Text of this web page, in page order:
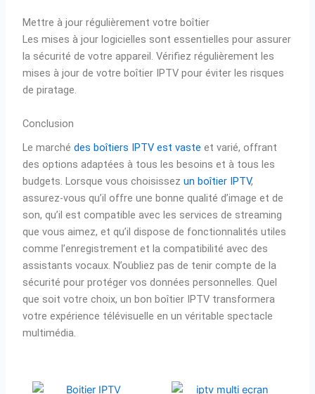
Mettre à jour régulièrement votre boîtier
Les mises à jour logicielles sont essentielles pour assurer
la sécurité de votre appareil. Vérifiez régulièrement les
mises à jour de votre boîtier IPTV pour éviter les risques
de piratage.
Conclusion
Le marchédes boîtiers IPTV est vaste et varié, offrant
des options adaptées à tous les besoins et à tous les
budgets. Lorsque vous choisissezun boîtier IPTV,
assurez-vous qu’il offre une bonne qualité d’image et de
son, qu’il est compatible avec les services de streaming
que vous aimez, et qu’il dispose de fonctionnalités utiles
comme l’enregistrement et la compatibilité avec des
assistants vocaux. N’oubliez pas de tenir compte de la
sécurité pour protéger vos données personnelles. Quel
que soit votre choix, un bon boîtier IPTV transformera
votre expérience télévisuelle en un véritable spectacle
multimédia.
Le
Le
Le